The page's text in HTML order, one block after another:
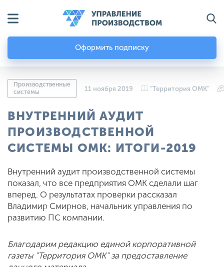
Оформить подписку
Производственные
системы
11 ноября 2019 "Территория ОМК"
ВНУТРЕННИЙ АУДИТ
ПРОИЗВОДСТВЕННОЙ
СИСТЕМЫ ОМК: ИТОГИ-2019
Внутренний аудит производственной системы
показал, что все предприятия ОМК сделали шаг
вперед. О результатах проверки рассказал
Владимир Смирнов, начальник управления по
развитию ПС компании.
Благодарим редакцию единой корпоративной
газеты "Территория ОМК" за предоставление